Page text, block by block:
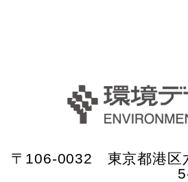
〒106-0032 東京都港